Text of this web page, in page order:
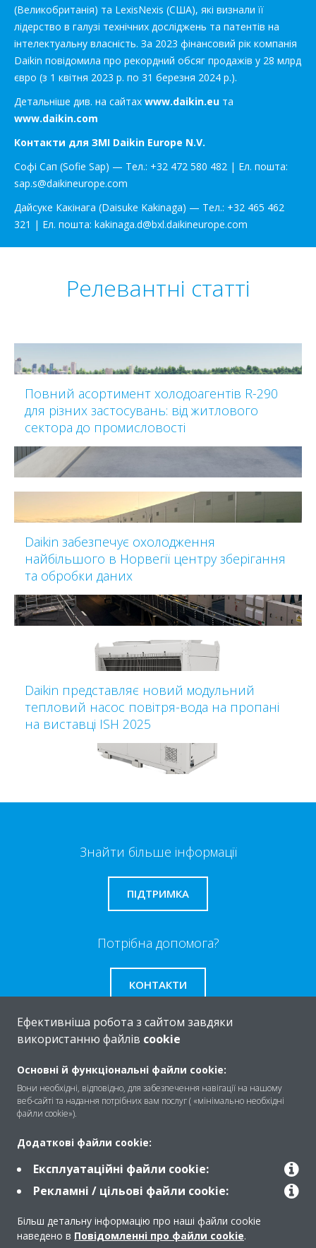
(Великобританія) та LexisNexis (США), які визнали її
лідерство в галузі технічних досліджень та патентів на
інтелектуальну власність. За 2023 фінансовий рік компанія
Daikin повідомила про рекордний обсяг продажів у 28 млрд
євро (з 1 квітня 2023 р. по 31 березня 2024 р.).
Детальніше див. на сайтах www.daikin.eu та
www.daikin.com
Контакти для ЗМІ Daikin Europe N.V.
Софі Сап (Sofie Sap) — Тел.: +32 472 580 482 | Ел. пошта:
sap.s@daikineurope.com
Дайсуке Какінага (Daisuke Kakinaga) — Тел.: +32 465 462
321 | Ел. пошта: kakinaga.d@bxl.daikineurope.com
Релевантні статті
Повний асортимент холодоагентів R-290
для різних застосувань: від житлового
сектора до промисловості
Daikin забезпечує охолодження
найбільшого в Норвегії центру зберігання
та обробки даних
Daikin представляє новий модульний
тепловий насос повітря-вода на пропані
на виставці ISH 2025
Знайти більше інформації
ПІДТРИМКА
Потрібна допомога?
КОНТАКТИ
Про
Рішення
Контакти
Продукти
Ефективніша робота з сайтом завдяки
використанню файлів cookie
Основні й функціональні файли cookie:
Вони необхідні, відповідно, для забезпечення навігації на нашому
веб-сайті та надання потрібних вам послуг ( «мінімально необхідні
файли cookie»).
Додаткові файли cookie:
Експлуатаційні файли cookie:
Рекламні / цільові файли cookie:
Більш детальну інформацію про наші файли cookie
наведено в Повідомленні про файли cookie.